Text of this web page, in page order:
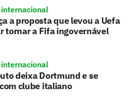
a proposta que levou a Uefa
tornar a Fifa ingovernável
deixa Dortmund e se
clube italiano